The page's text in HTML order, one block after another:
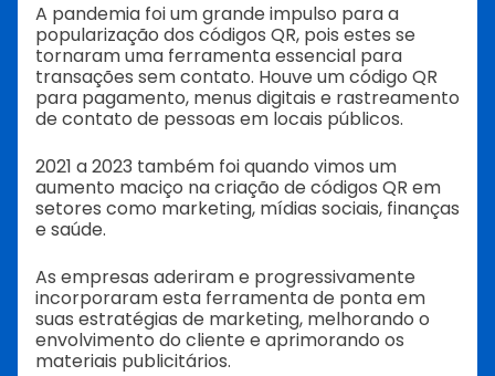
A pandemia foi um grande impulso para a
popularização dos códigos QR, pois estes se
tornaram uma ferramenta essencial para
transações sem contato. Houve um código QR
para pagamento, menus digitais e rastreamento
de contato de pessoas em locais públicos.
2021 a 2023 também foi quando vimos um
aumento maciço na criação de códigos QR em
setores como marketing, mídias sociais, finanças
e saúde.
As empresas aderiram e progressivamente
incorporaram esta ferramenta de ponta em
suas estratégias de marketing, melhorando o
envolvimento do cliente e aprimorando os
materiais publicitários.